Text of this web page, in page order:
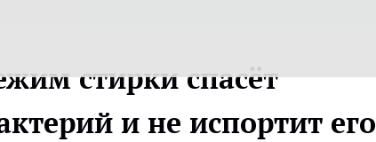
стирки спасёт
и не испортит его